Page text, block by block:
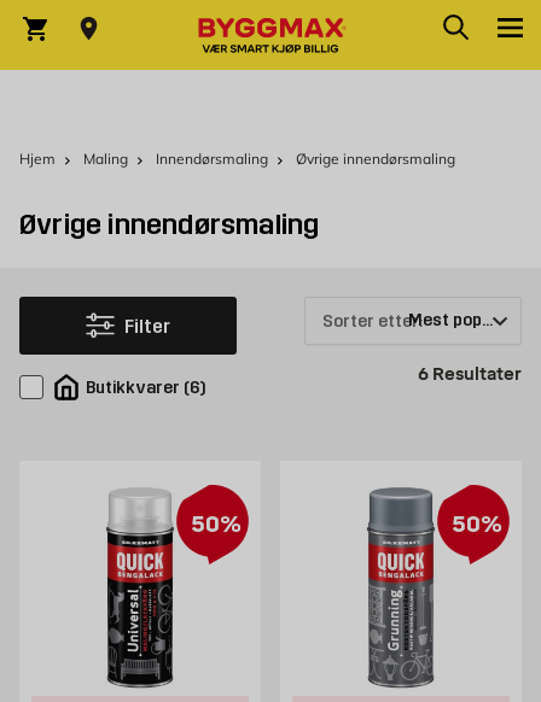
Varekurv Søk
Hjem Maling Innendørsmaling Øvrige innendørsmaling
Øvrige innendørsmaling
Filter
Butikkvarer (6)
Sorter etter:
6 Resultater
50% 50%